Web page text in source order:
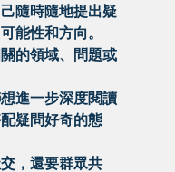
隨時隨地提出疑
能性和方向。
的領域、問題或
進一步深度閱讀
疑問好奇的態
，還要群眾共